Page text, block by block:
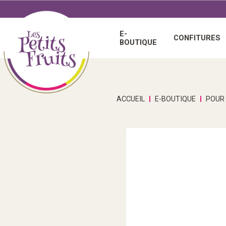
E-
BOUTIQUE
CONFITURES
ACCUEIL E-BOUTIQUE